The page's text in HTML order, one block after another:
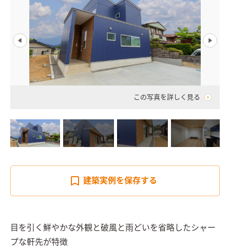
この写真を詳しく見る
建築実例を保存する
目を引く鮮やかな外観と破風と雨どいを省略したシャー
プな軒先が特徴